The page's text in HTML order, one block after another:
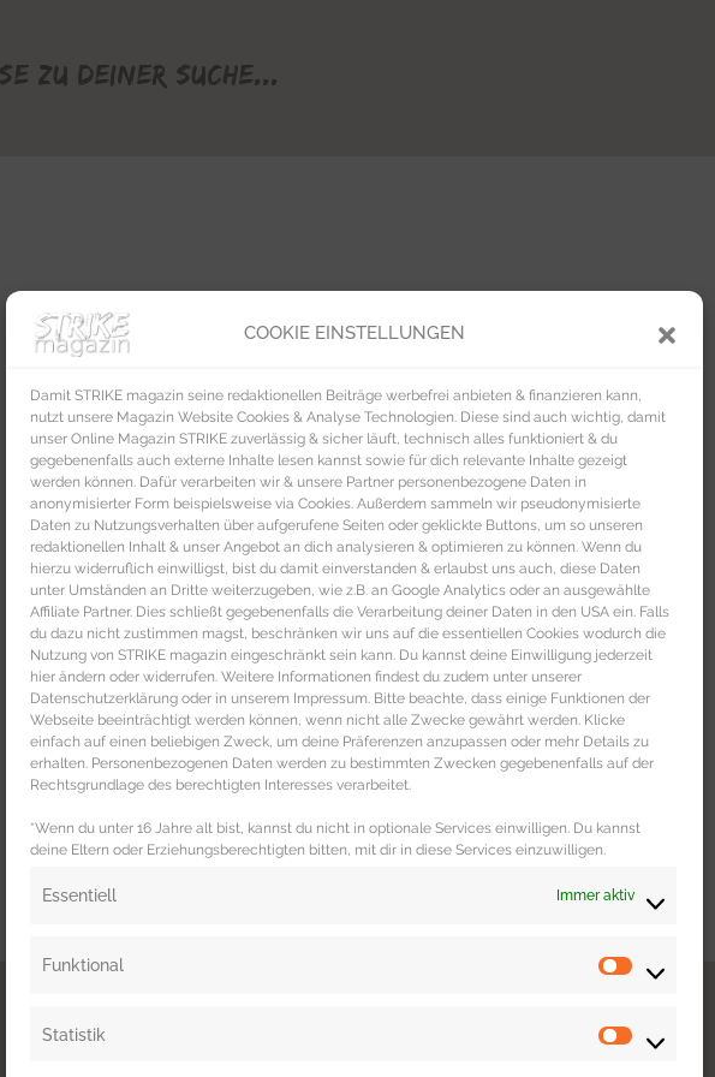
COOKIE EINSTELLUNGEN
Damit STRIKE magazin seine redaktionellen Beiträge werbefrei anbieten & finanzieren kann,
nutzt unsere Magazin Website Cookies & Analyse Technologien. Diese sind auch wichtig, damit
unser Online Magazin STRIKE zuverlässig & sicher läuft, technisch alles funktioniert & du
gegebenenfalls auch externe Inhalte lesen kannst sowie für dich relevante Inhalte gezeigt
werden können. Dafür verarbeiten wir & unsere Partner personenbezogene Daten in
anonymisierter Form beispielsweise via Cookies. Außerdem sammeln wir pseudonymisierte
Daten zu Nutzungsverhalten über aufgerufene Seiten oder geklickte Buttons, um so unseren
redaktionellen Inhalt & unser Angebot an dich analysieren & optimieren zu können. Wenn du
hierzu widerruflich einwilligst, bist du damit einverstanden & erlaubst uns auch, diese Daten
unter Umständen an Dritte weiterzugeben, wie z.B. an Google Analytics oder an ausgewählte
Affiliate Partner. Dies schließt gegebenenfalls die Verarbeitung deiner Daten in den USA ein. Falls
du dazu nicht zustimmen magst, beschränken wir uns auf die essentiellen Cookies wodurch die
Nutzung von STRIKE magazin eingeschränkt sein kann. Du kannst deine Einwilligung jederzeit
hier ändern oder widerrufen. Weitere Informationen findest du zudem unter unserer
Datenschutzerklärung oder in unserem Impressum. Bitte beachte, dass einige Funktionen der
Webseite beeinträchtigt werden können, wenn nicht alle Zwecke gewährt werden. Klicke
einfach auf einen beliebigen Zweck, um deine Präferenzen anzupassen oder mehr Details zu
erhalten. Personenbezogenen Daten werden zu bestimmten Zwecken gegebenenfalls auf der
Rechtsgrundlage des berechtigten Interesses verarbeitet.
*Wenn du unter 16 Jahre alt bist, kannst du nicht in optionale Services einwilligen. Du kannst
deine Eltern oder Erziehungsberechtigten bitten, mit dir in diese Services einzuwilligen.
Essentiell Immer aktiv
Funktional
Statistik
zu deiner Suche...